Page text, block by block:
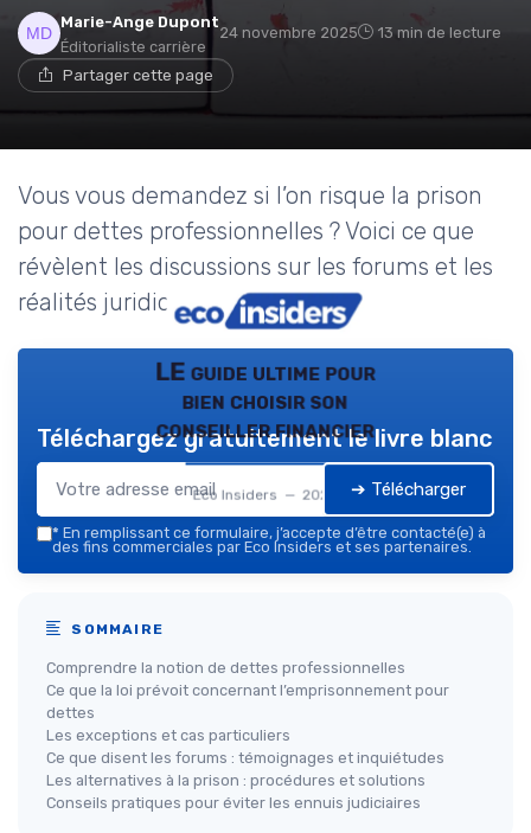
Marie-Ange Dupont
Éditorialiste carrière
24 novembre 2025 13 min de lecture
Partager cette page
Vous vous demandez si l’on risque la prison
pour dettes professionnelles ? Voici ce que
révèlent les discussions sur les forums et les
réalités juridiques à connaître.
LE guide ultime pour
bien choisir son
conseiller financier
Eco Insiders — 2026
Téléchargez gratuitement le livre blanc
➔ Télécharger
* En remplissant ce formulaire, j’accepte d’être contacté(e) à
des fins commerciales par Eco Insiders et ses partenaires.
SOMMAIRE
Comprendre la notion de dettes professionnelles
Ce que la loi prévoit concernant l’emprisonnement pour
dettes
Les exceptions et cas particuliers
Ce que disent les forums : témoignages et inquiétudes
Les alternatives à la prison : procédures et solutions
Conseils pratiques pour éviter les ennuis judiciaires